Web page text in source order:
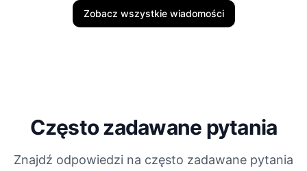
Zobacz wszystkie wiadomości
Często zadawane pytania
Znajdź odpowiedzi na często zadawane pytania